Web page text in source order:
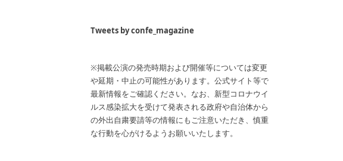
Tweets by confe_magazine
※掲載公演の発売時期および開催等については変更
や延期・中止の可能性があります。公式サイト等で
最新情報をご確認ください。なお、新型コロナウイ
ルス感染拡大を受けて発表される政府や自治体から
の外出自粛要請等の情報にもご注意いただき、慎重
な行動を心がけるようお願いいたします。